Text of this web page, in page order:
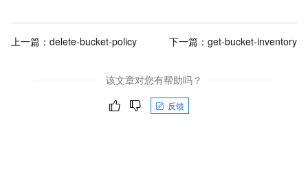
上一篇： delete-bucket-policy 下一篇： get-bucket-inventory
该文章对您有帮助吗？
反馈